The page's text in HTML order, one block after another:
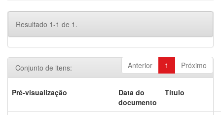
Resultado 1-1 de 1.
Anterior 1 Próximo
Conjunto de itens:
Pré-visualização
Data do
documento
Título